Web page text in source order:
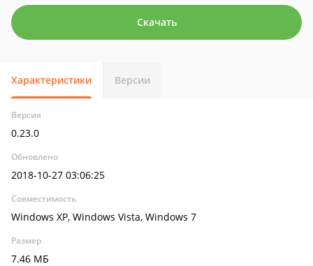
Скачать
Характеристики Версии
Версия
0.23.0
Обновлено
2018-10-27 03:06:25
Совместимость
Windows XP, Windows Vista, Windows 7
Размер
7.46 МБ